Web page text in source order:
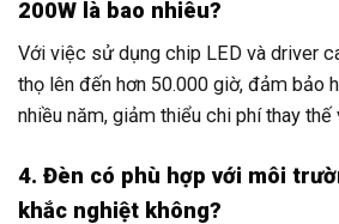
200W là bao nhiêu?
Với việc sử dụng chip LED và driver
thọ lên đến hơn 50.000 giờ, đảm bảo
nhiều năm, giảm thiểu chi phí thay thế
4. Đèn có phù hợp với môi
khắc nghiệt không?